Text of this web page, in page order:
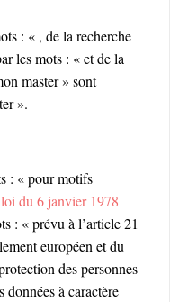
: « , de la recherche
les mots : « et de la
master » sont
».
: « pour motifs
du 6 janvier 1978
: « prévu à l’article 21
européen et du
des personnes
données à caractère